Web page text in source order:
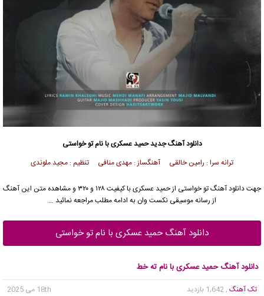
دانلود آهنگ جدیدحمید عسکریبا نام تو خواستی
ترانه سرا : رامین خالقی آهنگساز : مهدی منافی تنظیم : مجید ملوندی
جهت دانلود آهنگ تو خواستی ازحمید عسکری
با کیفیت ۱۲۸ و ۳۲۰ و مشاهده متن این آهنگ
از رسانه موسیقی نکست وان به ادامه مطلب مراجعه نمائید …
دانلود آهنگ حمید عسکری با نام تو خواستی
دانلود آهنگ حمید عسکری با نام ته خط
تک آهنگ , 1,642 بازدید
18th می 2025